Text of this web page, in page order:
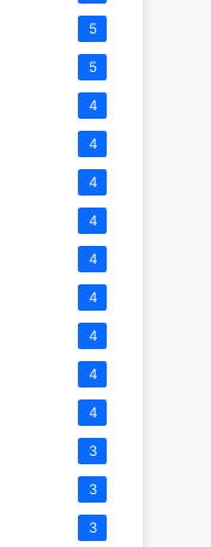
5
5
4
4
4
4
4
4
4
4
4
3
3
3